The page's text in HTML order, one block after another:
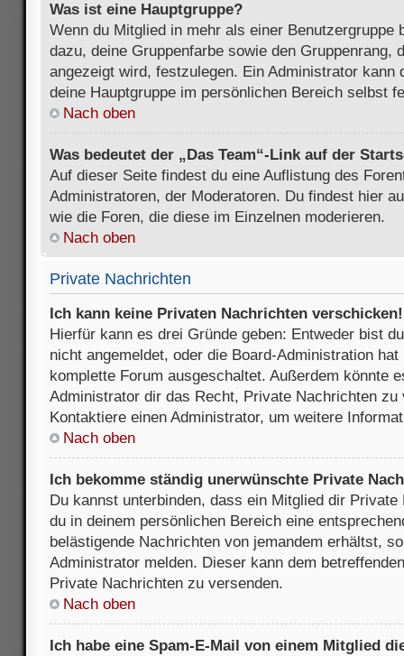
Was ist eine Hauptgruppe?
Wenn du Mitglied in mehr als einer Benutzergruppe
dazu, deine Gruppenfarbe sowie den Gruppenrang,
angezeigt wird, festzulegen. Ein Administrator kann
deine Hauptgruppe im persönlichen Bereich selbst
Nach oben
Was bedeutet der „Das Team“-Link auf der
Auf dieser Seite findest du eine Auflistung des
Administratoren, der Moderatoren. Du findest hier
wie die Foren, die diese im Einzelnen moderieren.
Nach oben
Private Nachrichten
Ich kann keine Privaten Nachrichten verschicken!
Hierfür kann es drei Gründe geben: Entweder bist
nicht angemeldet, oder die Board-Administration
komplette Forum ausgeschaltet. Außerdem könnte
Administrator dir das Recht, Private Nachrichten
Kontaktiere einen Administrator, um weitere
Nach oben
Ich bekomme ständig unerwünschte Private
Du kannst unterbinden, dass ein Mitglied dir
du in deinem persönlichen Bereich eine
belästigende Nachrichten von jemandem erhältst,
Administrator melden. Dieser kann dem
Private Nachrichten zu versenden.
Nach oben
Ich habe eine Spam-E-Mail von einem Mitglied